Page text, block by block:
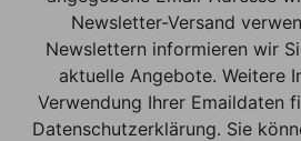
Newsletter-Versand
Newslettern informieren wir
aktuelle Angebote. Weitere
Verwendung Ihrer Emaildaten
Datenschutzerklärung. Sie